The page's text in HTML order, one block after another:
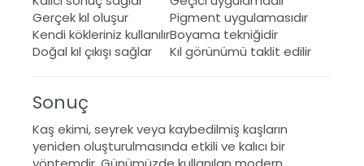
Gerçek kıl oluşur
Pigment uygulamasıdır
Kendi kökleriniz kullanılırBoyama tekniğidir
Doğal kıl çıkışı sağlar
Kıl görünümü taklit edilir
Sonuç
Kaş ekimi, seyrek veya kaybedilmiş kaşların
yeniden oluşturulmasında etkili ve kalıcı bir